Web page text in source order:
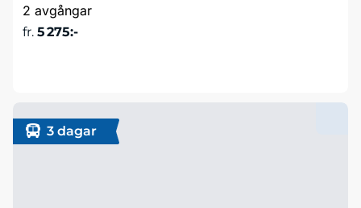
2 avgångar
fr. 5 275:-
3 dagar